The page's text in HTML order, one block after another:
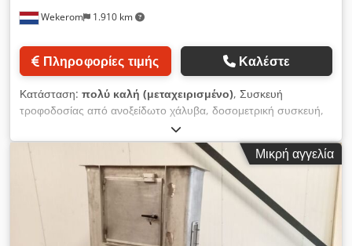
Wekerom 1.910 km
Πληροφορίες τιμής Καλέστε
Κατάσταση: πολύ καλή (μεταχειρισμένο), Συσκευή
τροφοδοσίας από ανοξείδωτο χάλυβα, δοσομετρική συσκευή,
δοσομετρική πύλη. Συσκευή τροφοδοσίας για σφυρόμυλο. Εξ
ολοκλήρου από ανοξείδωτο χάλυβα. Διαστάσεις εισόδου:
615mm x 240mm x 430mm. Dsdpfx Aewygbneitjck VMA
Wekerom Δείτε τις άλλες αγγελίες μας.
Μικρή αγγελία